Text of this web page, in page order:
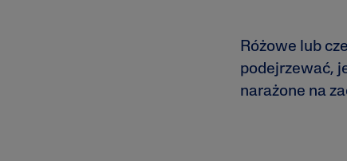
Różowe lub
podejrzewać,
narażone na